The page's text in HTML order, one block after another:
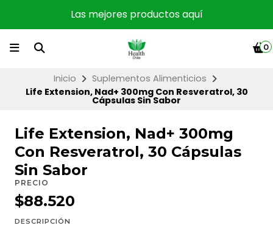
Las mejores productos aquí
0
Inicio
Suplementos Alimenticios
Life Extension, Nad+ 300mg Con Resveratrol, 30
Cápsulas Sin Sabor
Life Extension, Nad+ 300mg
Con Resveratrol, 30 Cápsulas
Sin Sabor
PRECIO
$88.520
DESCRIPCIÓN